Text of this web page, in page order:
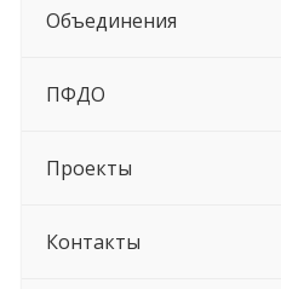
Объединения
ПФДО
Проекты
Контакты